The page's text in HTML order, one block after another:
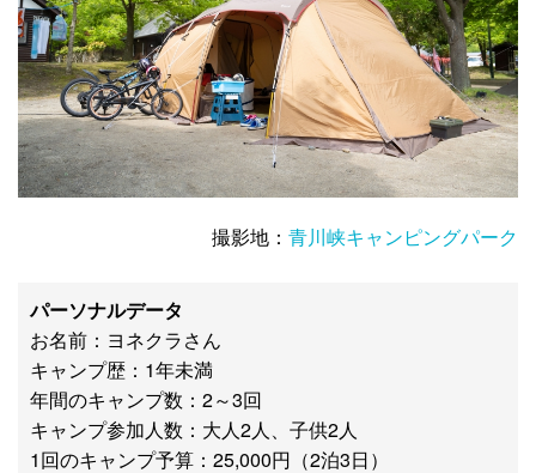
撮影地： 青川峡キャンピングパーク
パーソナルデータ
お名前：ヨネクラさん
キャンプ歴：1年未満
年間のキャンプ数：2～3回
キャンプ参加人数：大人2人、子供2人
1回のキャンプ予算：25,000円（2泊3日）